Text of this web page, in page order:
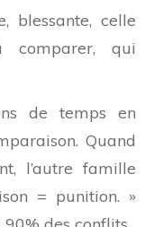
blessante, celle
qui
de temps en
Quand
l’autre famille
= punition. »